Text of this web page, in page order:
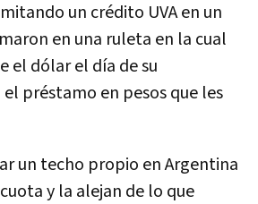
un crédito UVA en un
en una ruleta en la cual
el dólar el día de su
préstamo en pesos que les
un techo propio en Argentina
y la alejan de lo que